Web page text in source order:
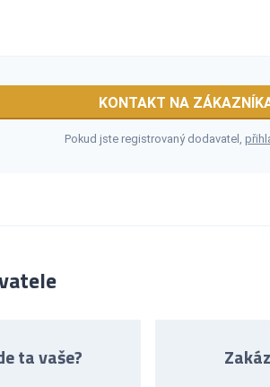
KONTAKT NA
Pokud jste registrovaný dodavatel,
ta vaše?